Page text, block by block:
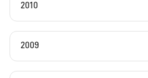
2010
2009